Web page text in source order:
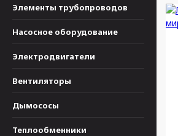
Элементы трубопроводов
Насосное оборудование
Электродвигатели
Вентиляторы
Дымососы
Теплообменники